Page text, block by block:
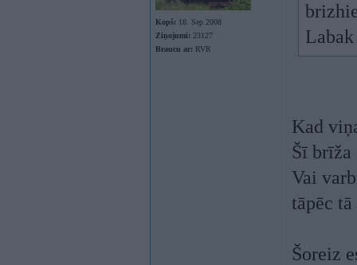
Kopš: 18. Sep 2008
Ziņojumi: 23127
Braucu ar: RVR
Kad
Šī brīža
Vai
tāpēc tā
Šoreiz